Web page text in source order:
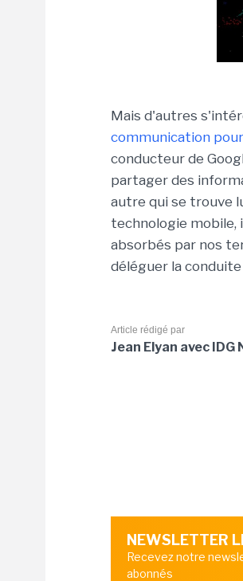
Mais d'autres
communication
conducteur de
partager des
autre qui se trouve
technologie mobile,
absorbés par nos
déléguer la
Article rédigé par
Jean Elyan avec IDG
NEWSLETTER
Recevez notre
abonnés